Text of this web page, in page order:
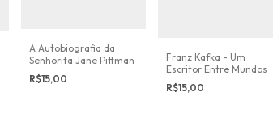
A Autobiografia da
Senhorita Jane Pittman
R$15,00
Franz Kafka - Um
Escritor Entre Mundos
R$15,00